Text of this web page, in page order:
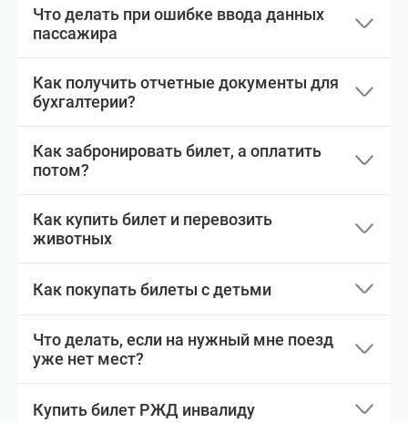
Что делать при ошибке ввода данных
пассажира
Как получить отчетные документы для
бухгалтерии?
Как забронировать билет, а оплатить
потом?
Как купить билет и перевозить
животных
Как покупать билеты с детьми
Что делать, если на нужный мне поезд
уже нет мест?
Купить билет РЖД инвалиду